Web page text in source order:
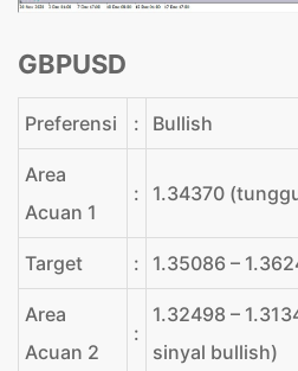
GBPUSD
Preferensi : Bullish
Area
Acuan 1
: 1.34370
Target : 1.35086 –
Area
Acuan 2
:
1.32498 –
sinyal bullish)